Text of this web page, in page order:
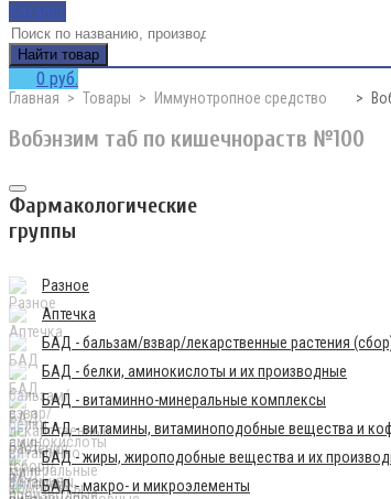
Каталог
Найти товар
0 руб.
Главная Товары Иммунотропное средство
Вобэнзим таб по кишечнораств №100
Фармакологические
группы
Разное
Аптечка
БАД - бальзам/взвар/лекарственные растения
БАД - белки, аминокислоты и их производные
БАД - витаминно-минеральные комплексы
БАД - витамины, витаминоподобные вещества и
БАД - жиры, жироподобные вещества и их
БАД - макро- и микроэлементы